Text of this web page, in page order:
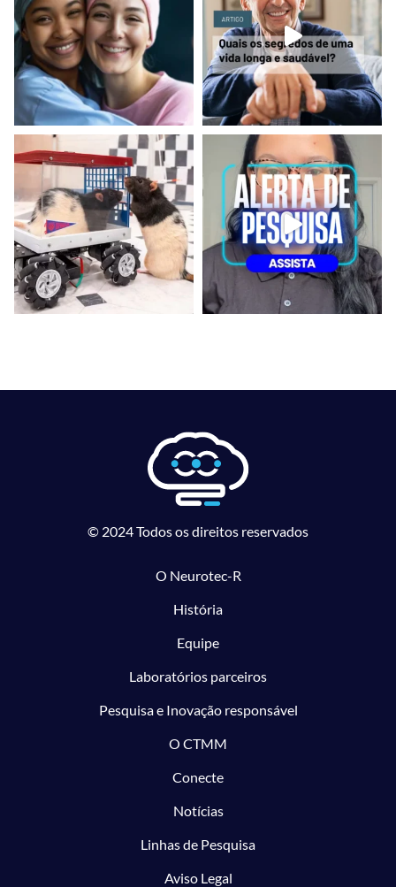
© 2024 Todos os direitos reservados
O Neurotec-R
História
Equipe
Laboratórios parceiros
Pesquisa e Inovação responsável
O CTMM
Conecte
Notícias
Linhas de Pesquisa
Aviso Legal